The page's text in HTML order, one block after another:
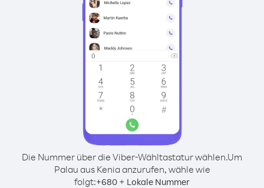
Die Nummer über die Viber-Wähltastatur wählen.Um
Palau aus Kenia anzurufen, wähle wie
folgt:+680 + Lokale Nummer